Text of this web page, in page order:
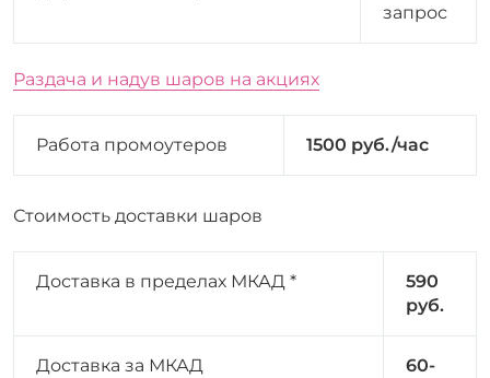
запрос
Раздача и надув шаров на акциях
Работа промоутеров 1500 руб./час
Стоимость доставки шаров
Доставка в пределах МКАД *
590
руб.
Доставка за МКАД
60-